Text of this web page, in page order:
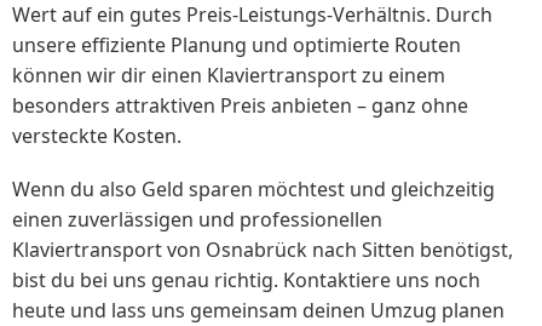
Wert auf ein gutes Preis-Leistungs-Verhältnis. Durch
unsere effiziente Planung und optimierte Routen
können wir dir einen Klaviertransport zu einem
besonders attraktiven Preis anbieten – ganz ohne
versteckte Kosten.
Wenn du also Geld sparen möchtest und gleichzeitig
einen zuverlässigen und professionellen
Klaviertransport von Osnabrück nach Sitten benötigst,
bist du bei uns genau richtig. Kontaktiere uns noch
heute und lass uns gemeinsam deinen Umzug planen